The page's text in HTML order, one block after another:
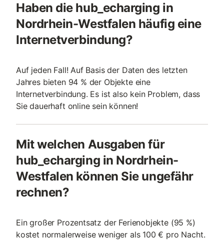
Haben die hub_echarging in
Nordrhein-Westfalen häufig eine
Internetverbindung?
Auf jeden Fall! Auf Basis der Daten des letzten
Jahres bieten 94 % der Objekte eine
Internetverbindung. Es ist also kein Problem, dass
Sie dauerhaft online sein können!
Mit welchen Ausgaben für
hub_echarging in Nordrhein-
Westfalen können Sie ungefähr
rechnen?
Ein großer Prozentsatz der Ferienobjekte (95 %)
kostet normalerweise weniger als 100 € pro Nacht.